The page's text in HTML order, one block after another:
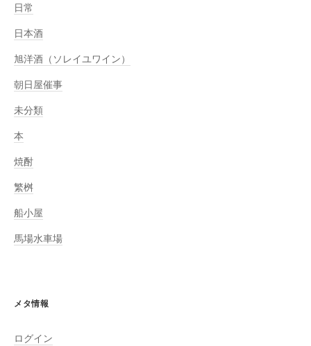
日常
日本酒
旭洋酒（ソレイユワイン）
朝日屋催事
未分類
本
焼酎
繁桝
船小屋
馬場水車場
メタ情報
ログイン